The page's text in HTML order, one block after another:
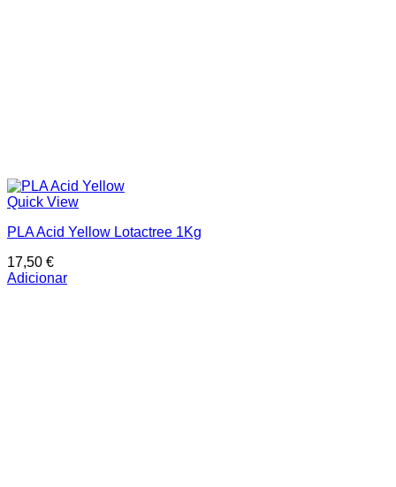
Quick View
PLA Acid Yellow Lotactree 1Kg
17,50 €
Adicionar